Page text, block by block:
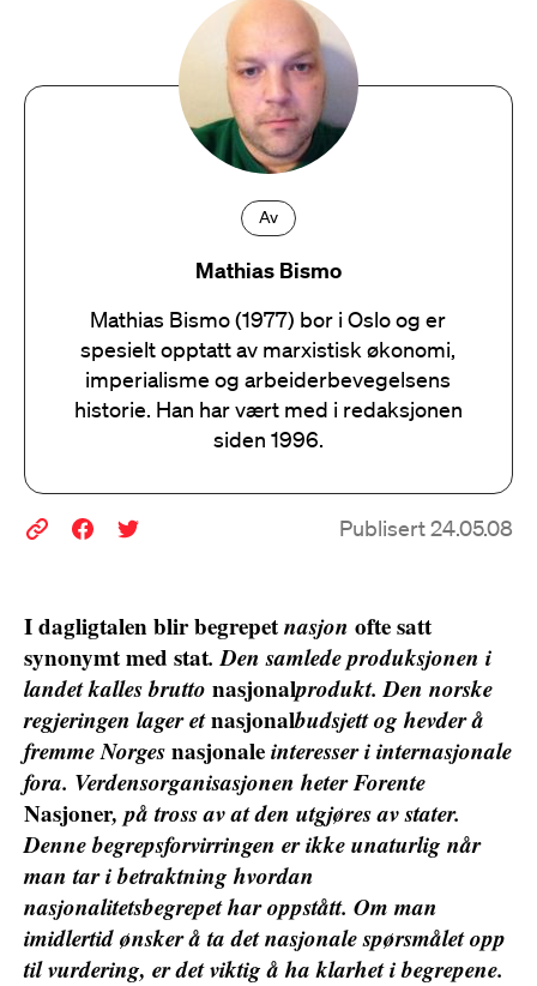
Av
Mathias Bismo
Mathias Bismo (1977) bor i Oslo og er
spesielt opptatt av marxistisk økonomi,
imperialisme og arbeiderbevegelsens
historie. Han har vært med i redaksjonen
siden 1996.
Publisert 24.05.08
I dagligtalen blir begrepetnasjon ofte satt
synonymt med stat. Den samlede produksjonen i
landet kalles brutto nasjonalprodukt. Den norske
regjeringen lager etnasjonalbudsjett og hevder å
fremme Norgesnasjonaleinteresser i internasjonale
fora. Verdensorganisasjonen heter Forente
Nasjoner, på tross av at den utgjøres av stater.
Denne begrepsforvirringen er ikke unaturlig når
man tar i betraktning hvordan
nasjonalitetsbegrepet har oppstått. Om man
imidlertid ønsker å ta det nasjonale spørsmålet opp
til vurdering, er det viktig å ha klarhet i begrepene.